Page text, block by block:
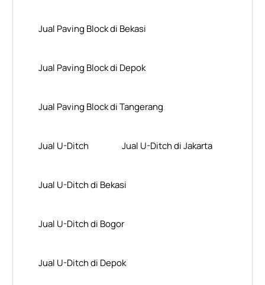
Jual Paving Block di Bekasi
Jual Paving Block di Depok
Jual Paving Block di Tangerang
Jual U-Ditch Jual U-Ditch di Jakarta
Jual U-Ditch di Bekasi
Jual U-Ditch di Bogor
Jual U-Ditch di Depok